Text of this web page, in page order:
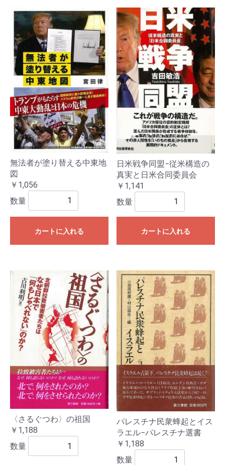
無法者が塗り替える中東地
図
￥1,056
数量
カートに入れる
日米戦争同盟−従米構造の
真実と日米合同委員会
￥1,141
数量
カートに入れる
〈さるぐつわ〉の祖国
￥1,188
数量
パレスチナ民衆蜂起とイス
ラエル−パレスチナ選書
￥1,188
数量